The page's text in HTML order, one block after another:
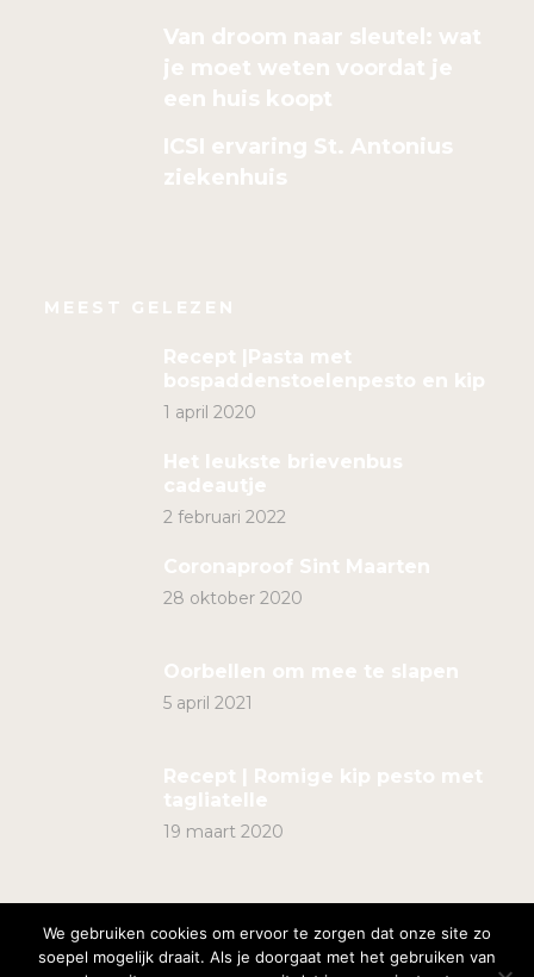
Van droom naar sleutel: wat
je moet weten voordat je
een huis koopt
ICSI ervaring St. Antonius
ziekenhuis
MEEST GELEZEN
Recept |Pasta met
bospaddenstoelenpesto en kip
1 april 2020
Het leukste brievenbus
cadeautje
2 februari 2022
Coronaproof Sint Maarten
28 oktober 2020
Oorbellen om mee te slapen
5 april 2021
Recept | Romige kip pesto met
tagliatelle
19 maart 2020
We gebruiken cookies om ervoor te zorgen dat onze site zo
soepel mogelijk draait. Als je doorgaat met het gebruiken van